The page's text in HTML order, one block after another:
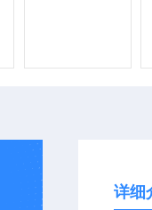
详细